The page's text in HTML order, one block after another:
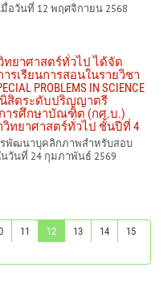
อวันที่ 12 พฤศจิกายน 2568
ทยาศาสตร์ทั่วไป ได้จัด
รเรียนการสอนในรายวิชา
PROBLEMS IN SCIENCE
นิสิตระดับปริญญาตรี
ารศึกษาบัณฑิต (กศ.บ.)
วิทยาศาสตร์ทั่วไป ชั้นปีที่ 4
รพัฒนาบุคลิกภาพสำหรับสอบ
นวันที่ 24 กุมภาพันธ์ 2569
11 12 13 14
15